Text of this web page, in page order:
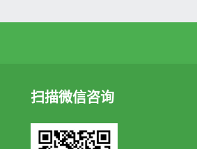
扫描微信咨询